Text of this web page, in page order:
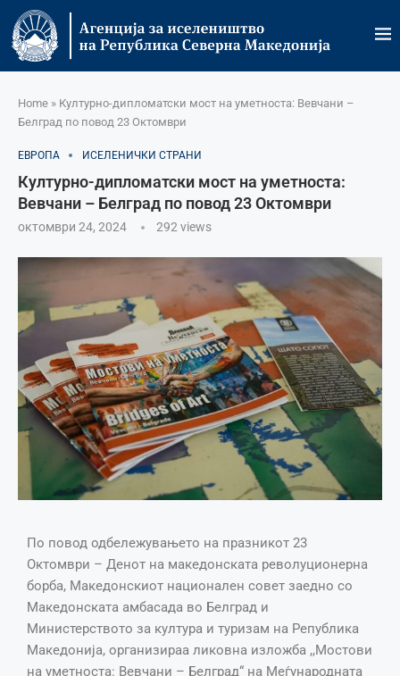
Home » Културно-дипломатски мост на уметноста: Вевчани –
Белград по повод 23 Октомври
ЕВРОПА ИСЕЛЕНИЧКИ СТРАНИ
Културно-дипломатски мост на уметноста:
Вевчани – Белград по повод 23 Октомври
октомври 24, 2024 292 views
По повод одбележувањето на празникот 23
Октомври – Денот на македонската револуционерна
борба, Македонскиот национален совет заедно со
Македонската амбасада во Белград и
Министерството за култура и туризам на Република
Македонија, организираа ликовна изложба ,,Мостови
на уметноста: Вевчани – Белград“ на Меѓународната